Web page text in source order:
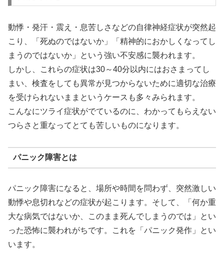
動悸・発汗・震え・息苦しさなどの自律神経症状が突然起
こり、「死ぬのではないか」「精神的におかしくなってし
まうのではないか」という強い不安感に襲われます。
しかし、これらの症状は30～40分以内にはおさまってし
まい、検査をしても異常が見つからないために適切な治療
を受けられないままというケースも多々みられます。
こんなにツライ症状がでているのに、わかってもらえない
つらさと重なってとても苦しいものになります。
パニック障害とは
パニック障害になると、場所や時間を問わず、突然激しい
動悸や息切れなどの症状が起こります。そして、「何か重
大な病気ではないか、このまま死んでしまうのでは」とい
った恐怖に襲われがちです。これを「パニック発作」とい
います。